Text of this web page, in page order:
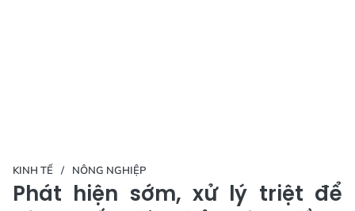
KINH TẾ NÔNG NGHIỆP
Phát hiện sớm, xử lý triệt để